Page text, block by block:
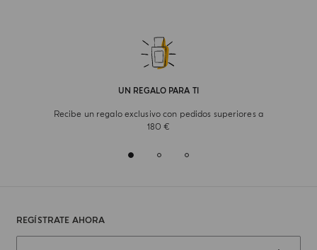
UN REGALO PARA TI
Recibe un regalo exclusivo con pedidos superiores a
180 €
REGÍSTRATE AHORA